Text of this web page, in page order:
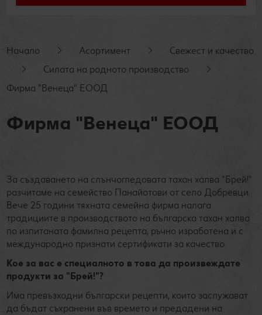
Начало Асортимент
Свежест и качество
Силата на родното производство
Фирма "Венеца" ЕООД
Фирма "Венеца" ЕООД
За създаването на слънчогледовата тахан халва "Брей!"
разчитаме на семейство Панайотови от село Добревци.
Вече 25 години тяхната семейна фирма налага
традициите в производството на българска тахан халва
по изпитаната фамилна рецепта, ръчно изработена и с
международно признати сертификати за качество.
Кое за вас е специалното в това да произвеждате
продукти за "Брей!"?
Има превъзходни български рецепти, които заслужават
да бъдат съхранени във времето и предадени на